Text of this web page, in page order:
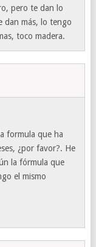
pero te dan lo
dan más, lo tengo
toco madera.
formula que ha
¿por favor?. He
la fórmula que
el mismo